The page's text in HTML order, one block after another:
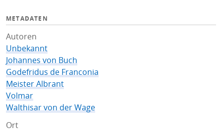
METADATEN
Autoren
Unbekannt
Johannes von Buch
Godefridus de Franconia
Meister Albrant
Volmar
Walthisar von der Wage
Ort